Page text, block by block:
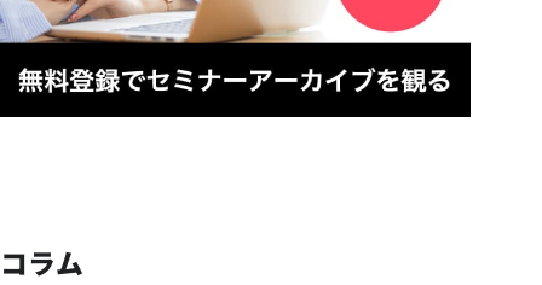
コラム